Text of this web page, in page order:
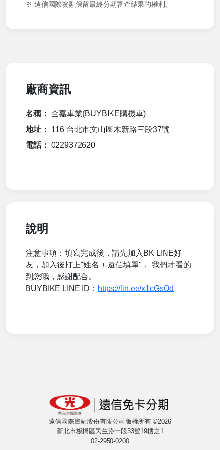
※ 遠信國際资融保留最終分期審查結果的權利。
廠商資訊
名稱： 全嘉車業(BUYBIKE購機車)
地址：
116 台北市文山區木新路三段37號
電話： 0229372620
說明
注意事項：填寫完成後，請先加入BK LINE好
友，加入後打上"姓名 + 遠信填單"， 我們才看的
到您哦，感謝配合。
BUYBIKE LINE ID： https://lin.ee/x1cGsOd
遠信國際資融股份有限公司版權所有 ©2026
新北市板橋區民生路一段33號19樓之1
02-2950-0200